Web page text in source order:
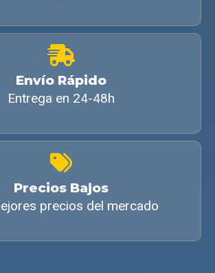
Envío Rápido
Entrega en 24-48h
Precios Bajos
precios del mercado